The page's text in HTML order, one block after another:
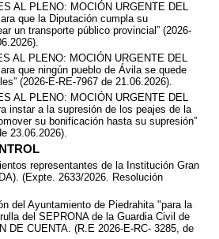
AL PLENO: MOCIÓN URGENTE DEL
que la Diputación cumpla su
un transporte público provincial” (2026-
AL PLENO: MOCIÓN URGENTE DEL
que ningún pueblo de Ávila se quede
(2026-E-RE-7967 de 21.06.2026).
AL PLENO: MOCIÓN URGENTE DEL
instar a la supresión de los peajes de la
su bonificación hasta su supresión”
23.06.2026).
representantes de la Institución Gran
(Expte. 2633/2026. Resolución
del Ayuntamiento de Piedrahita "para la
del SEPRONA de la Guardia Civil de
DE CUENTA. (R.E 2026-E-RC- 3285, de